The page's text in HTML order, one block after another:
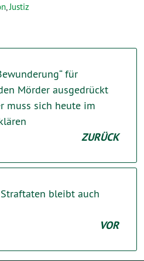
,Justiz
für
Mörder ausgedrückt
muss sich heute im
ZURÜCK
bleibt auch
VOR